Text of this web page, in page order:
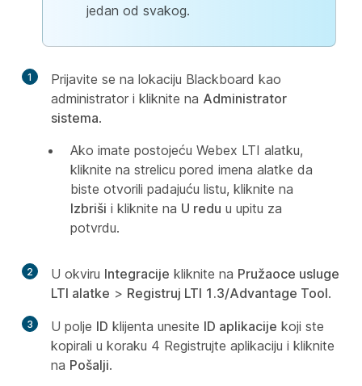
jedan od svakog.
1
Prijavite se na lokaciju Blackboard kao
administrator i kliknite na Administrator
sistema.
Ako imate postojeću Webex LTI alatku,
kliknite na strelicu pored imena alatke da
biste otvorili padajuću listu, kliknite na
Izbriši i kliknite na U redu u upitu za
potvrdu.
2 U okviru Integracije kliknite na Pružaoce usluge
LTI alatke > Registruj LTI 1.3/Advantage Tool.
3 U polje ID klijenta unesite ID aplikacije koji ste
kopirali u koraku 4 Registrujte aplikaciju i kliknite
na Pošalji.